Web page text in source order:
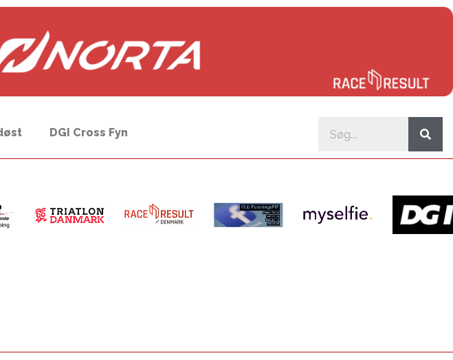
DGI Cross Fyn